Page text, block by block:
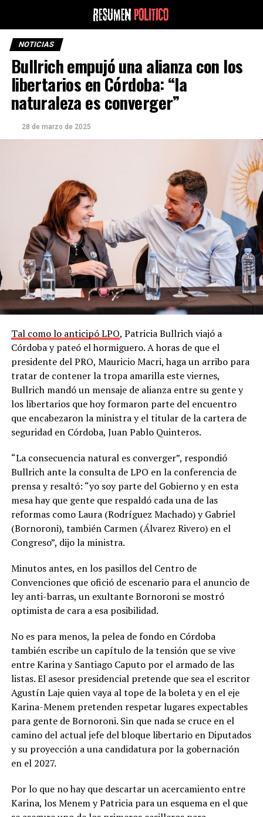
NOTICIAS
Bullrich empujó una alianza con los
libertarios en Córdoba: “la
naturaleza es converger”
28 de marzo de 2025
Tal como lo anticipó LPO, Patricia Bullrich viajó a
Córdoba y pateó el hormiguero. A horas de que el
presidente del PRO, Mauricio Macri, haga un arribo para
tratar de contener la tropa amarilla este viernes,
Bullrich mandó un mensaje de alianza entre su gente y
los libertarios que hoy formaron parte del encuentro
que encabezaron la ministra y el titular de la cartera de
seguridad en Córdoba, Juan Pablo Quinteros.
“La consecuencia natural es converger”, respondió
Bullrich ante la consulta de LPO en la conferencia de
prensa y resaltó: “yo soy parte del Gobierno y en esta
mesa hay que gente que respaldó cada una de las
reformas como Laura (Rodríguez Machado) y Gabriel
(Bornoroni), también Carmen (Álvarez Rivero) en el
Congreso”, dijo la ministra.
Minutos antes, en los pasillos del Centro de
Convenciones que ofició de escenario para el anuncio de
ley anti-barras, un exultante Bornoroni se mostró
optimista de cara a esa posibilidad.
No es para menos, la pelea de fondo en Córdoba
también escribe un capítulo de la tensión que se vive
entre Karina y Santiago Caputo por el armado de las
listas. El asesor presidencial pretende que sea el escritor
Agustín Laje quien vaya al tope de la boleta y en el eje
Karina-Menem pretenden respetar lugares expectables
para gente de Bornoroni. Sin que nada se cruce en el
camino del actual jefe del bloque libertario en Diputados
y su proyección a una candidatura por la gobernación
en el 2027.
Por lo que no hay que descartar un acercamiento entre
Karina, los Menem y Patricia para un esquema en el que